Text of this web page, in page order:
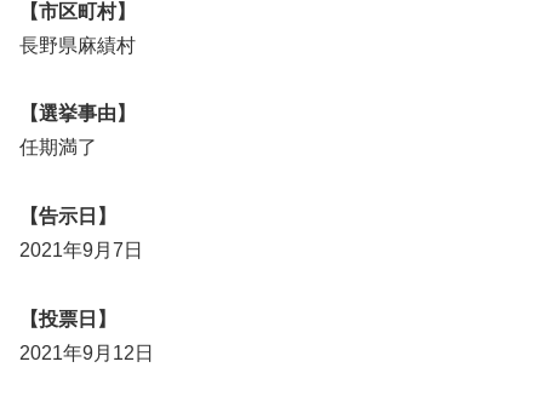
【市区町村】
長野県麻績村
【選挙事由】
任期満了
【告示日】
2021年9月7日
【投票日】
2021年9月12日